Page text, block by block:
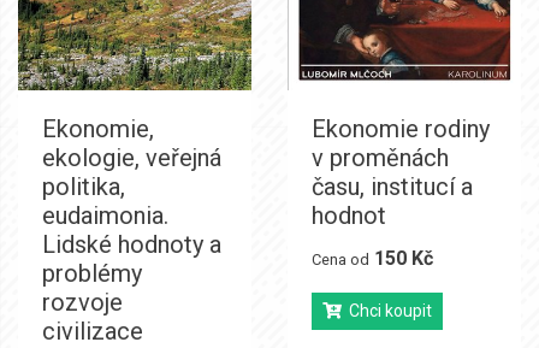
Ekonomie,
ekologie, veřejná
politika,
eudaimonia.
Lidské hodnoty a
problémy
rozvoje
civilizace
Ekonomie rodiny
v proměnách
času, institucí a
hodnot
Cena od 150 Kč
Chci koupit